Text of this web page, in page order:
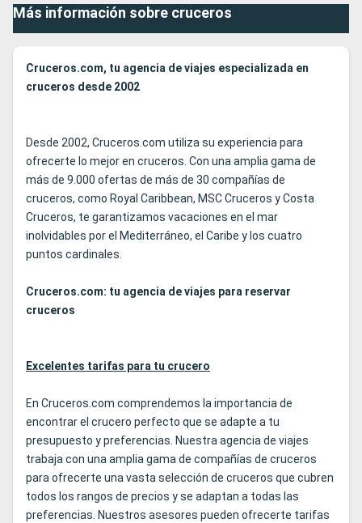
Más información sobre cruceros
Cruceros.com, tu agencia de viajes especializada en
cruceros desde 2002
Desde 2002, Cruceros.com utiliza su experiencia para
ofrecerte lo mejor en cruceros. Con una amplia gama de
más de 9.000 ofertas de más de 30 compañías de
cruceros, como Royal Caribbean, MSC Cruceros y Costa
Cruceros, te garantizamos vacaciones en el mar
inolvidables por el Mediterráneo, el Caribe y los cuatro
puntos cardinales.
Cruceros.com: tu agencia de viajes para reservar
cruceros
Excelentes tarifas para tu crucero
En Cruceros.com comprendemos la importancia de
encontrar el crucero perfecto que se adapte a tu
presupuesto y preferencias. Nuestra agencia de viajes
trabaja con una amplia gama de compañías de cruceros
para ofrecerte una vasta selección de cruceros que cubren
todos los rangos de precios y se adaptan a todas las
preferencias. Nuestros asesores pueden ofrecerte tarifas